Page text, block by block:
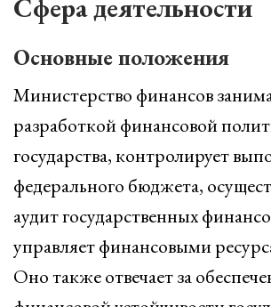
Сфера деятельности
Основные положения
Министерство финансов
разработкой финансовой
государства, контролирует
федерального бюджета,
аудит государственных
управляет финансовыми
Оно также отвечает за